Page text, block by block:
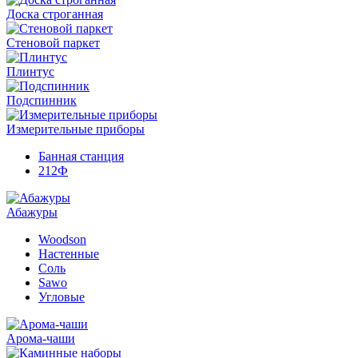
Доска строганная
Стеновой паркет
Плинтус
Подспинник
Измерительные приборы
Банная станция
212Ф
Абажуры
Woodson
Настенные
Соль
Sawo
Угловые
Арома-чаши